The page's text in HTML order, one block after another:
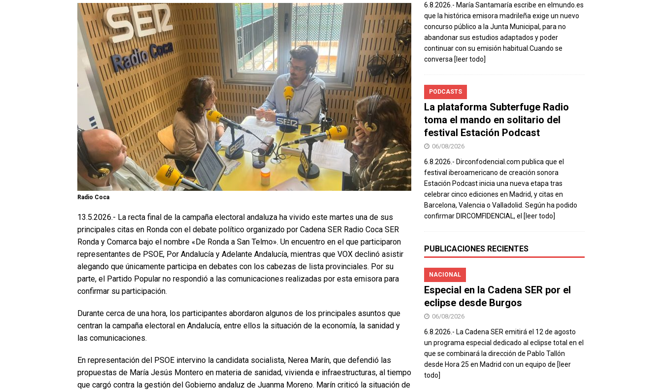
Radio Coca
13.5.2026.- La recta final de la campaña electoral andaluza ha vivido este martes una de sus
principales citas en Ronda con el debate político organizado por Cadena SER Radio Coca SER
Ronda y Comarca bajo el nombre «De Ronda a San Telmo». Un encuentro en el que participaron
representantes de PSOE, Por Andalucía y Adelante Andalucía, mientras que VOX declinó asistir
alegando que únicamente participa en debates con los cabezas de lista provinciales. Por su
parte, el Partido Popular no respondió a las comunicaciones realizadas por esta emisora para
confirmar su participación.
Durante cerca de una hora, los participantes abordaron algunos de los principales asuntos que
centran la campaña electoral en Andalucía, entre ellos la situación de la economía, la sanidad y
las comunicaciones.
En representación del PSOE intervino la candidata socialista, Nerea Marín, que defendió las
propuestas de María Jesús Montero en materia de sanidad, vivienda e infraestructuras, al tiempo
que cargó contra la gestión del Gobierno andaluz de Juanma Moreno. Marín criticó la situación de
6.8.2026.- María Santamaría escribe en elmundo.es
que la histórica emisora madrileña exige un nuevo
concurso público a la Junta Municipal, para no
abandonar sus estudios adaptados y poder
continuar con su emisión habitual.Cuando se
conversa [leer todo]
PODCASTS
La plataforma Subterfuge Radio
toma el mando en solitario del
festival Estación Podcast
06/08/2026
6.8.2026.- Dirconfodencial.com publica que el
festival iberoamericano de creación sonora
Estación Podcast inicia una nueva etapa tras
celebrar cinco ediciones en Madrid, y citas en
Barcelona, Valencia o Valladolid. Según ha podido
confirmar DIRCOMFIDENCIAL, el [leer todo]
PUBLICACIONES RECIENTES
NACIONAL
Especial en la Cadena SER por el
eclipse desde Burgos
06/08/2026
6.8.2026.- La Cadena SER emitirá el 12 de agosto
un programa especial dedicado al eclipse total en el
que se combinará la dirección de Pablo Tallón
desde Hora 25 en Madrid con un equipo de [leer
todo]